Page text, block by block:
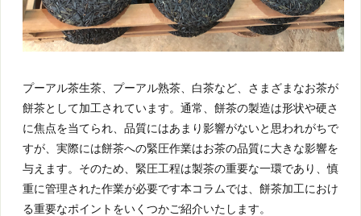
プーアル茶生茶、プーアル熟茶、白茶など、さまざまなお茶が
餅茶として加工されています。通常、餅茶の製造は形状や硬さ
に焦点を当てられ、品質にはあまり影響がないと思われがちで
すが、実際には餅茶への緊圧作業はお茶の品質に大きな影響を
与えます。そのため、緊圧工程は製茶の重要な一環であり、慎
重に管理された作業が必要です本コラムでは、餅茶加工におけ
る重要なポイントをいくつかご紹介いたします。